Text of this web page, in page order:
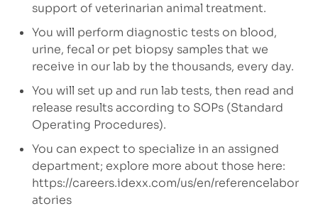
support of veterinarian animal treatment.
You will perform diagnostic tests on blood,
urine, fecal or pet biopsy samples that we
receive in our lab by the thousands, every day.
You will set up and run lab tests, then read and
release results according to SOPs (Standard
Operating Procedures).
You can expect to specialize in an assigned
department; explore more about those here:
https://careers.idexx.com/us/en/referencelabor
atories